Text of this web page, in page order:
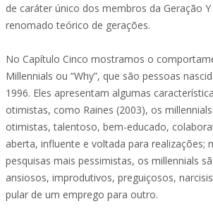
de caráter único dos membros da Geração
renomado teórico de gerações.
No Capítulo Cinco mostramos o
Millennials ou “Why”, que são pessoas
1996. Eles apresentam algumas
otimistas, como Raines (2003), os
otimistas, talentoso, bem-educado,
aberta, influente e voltada para realizações;
pesquisas mais pessimistas, os millennials
ansiosos, improdutivos, preguiçosos,
pular de um emprego para outro.